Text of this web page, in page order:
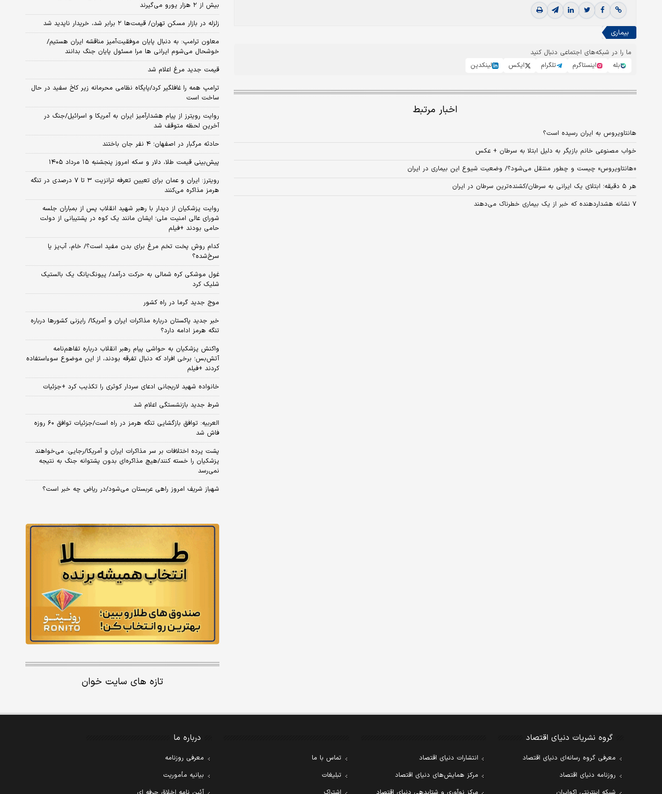
بیماری
ما را در شبکه‌های اجتماعی دنبال کنید
بله
اینستاگرم تلگرام ایکس لینکدین
اخبار مرتبط
هانتاویروس به ایران رسیده است؟
خواب مصنوعی خانم بازیگر به دلیل ابتلا به سرطان + عکس
«هانتاویروس» چیست و چطور منتقل می‌شود؟/ وضعیت شیوع این بیماری در ایران
هر ۵ دقیقه؛ ابتلای یک ایرانی به سرطان/کشنده‌ترین سرطان در ایران
۷ نشانه‌ هشداردهنده که خبر از یک بیماری خطرناک می‌دهند
بیش از ۲ هزار یورو می‌گیرند
زلزله در بازار مسکن تهران/ قیمت‌ها ۲ برابر شد، خریدار ناپدید شد
معاون ترامپ: به دنبال پایان موفقیت‌آمیز مناقشه ایران هستیم/
خوشحال می‌شوم ایرانی ها مرا مسئول پایان جنگ بدانند
قیمت جدید مرغ اعلام شد
ترامپ همه را غافلگیر کرد/پایگاه نظامی محرمانه زیر کاخ سفید در حال
ساخت است
روایت رویترز از پیام هشدارآمیز ایران به آمریکا و اسرائیل/جنگ در
آخرین لحظه متوقف شد
حادثه مرگبار در اصفهان؛ ۴ نفر جان باختند
پیش‌بینی قیمت طلا، دلار و سکه امروز پنجشنبه ۱۵ مرداد ۱۴۰۵
رویترز: ایران و عمان برای تعیین تعرفه ترانزیت ۳ تا ۷ درصدی در تنگه
هرمز مذاکره می‌کنند
روایت پزشکیان از دیدار با رهبر شهید انقلاب پس از بمباران جلسه
شورای عالی امنیت ملی؛ ایشان مانند یک کوه در پشتیبانی از دولت
حامی بودند +فیلم
کدام روش پخت تخم مرغ برای بدن مفید است؟/ خام، آب‌پز یا
سرخ‌شده؟
غول موشکی کره شمالی به حرکت درآمد/ پیونگ‌یانگ یک بالستیک
شلیک کرد
موج جدید گرما در راه کشور
خبر جدید پاکستان درباره مذاکرات ایران و آمریکا/ رایزنی کشورها درباره
تنگه هرمز ادامه دارد؟
واکنش پزشکیان به حواشی پیام رهبر انقلاب درباره تفاهم‌نامه
آتش‌بس؛ برخی افراد که دنبال تفرقه بودند، از این موضوع سوءاستفاده
کردند +فیلم
خانواده شهید لاریجانی ادعای سردار کوثری را تکذیب کرد +جزئیات
شرط جدید بازنشستگی اعلام شد
العربیه: توافق بازگشایی تنگه هرمز در راه است/جزئیات توافق ۶۰ روزه
فاش شد
پشت پرده اختلافات بر سر مذاکرات ایران و آمریکا/رجایی: می‌خواهند
پزشکیان را خسته کنند/هیچ مذاکره‌ای بدون پشتوانه جنگ به نتیجه
نمی‌رسد
شهباز شریف امروز راهی عربستان می‌شود/در ریاض چه خبر است؟
تازه های سایت خوان
گروه نشریات دنیای اقتصاد
معرفی گروه رسانه‌ای دنیای اقتصاد
روزنامه دنیای اقتصاد
انتشارات دنیای اقتصاد
مرکز همایش‌های دنیای اقتصاد
تماس با ما
تبلیغات
درباره ما
معرفی روزنامه
بیانیه مأموریت